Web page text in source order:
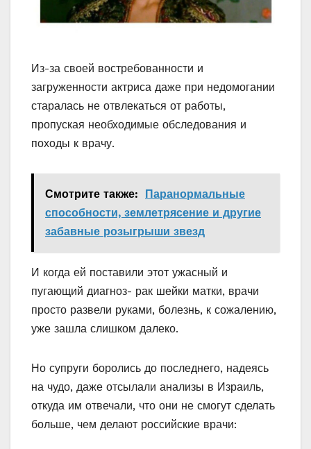
Из-за своей востребованности и
загруженности актриса даже при недомогании
старалась не отвлекаться от работы,
пропуская необходимые обследования и
походы к врачу.
Смотрите также:
Паранормальные
способности, землетрясение и другие
забавные розыгрыши звезд
И когда ей поставили этот ужасный и
пугающий диагноз- рак шейки матки, врачи
просто развели руками, болезнь, к сожалению,
уже зашла слишком далеко.
Но супруги боролись до последнего, надеясь
на чудо, даже отсылали анализы в Израиль,
откуда им отвечали, что они не смогут сделать
больше, чем делают российские врачи: